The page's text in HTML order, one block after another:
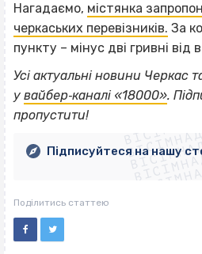
Нагадаємо, містянка
черкаських перевізників. За
пункту – мінус дві гривні від
Усі актуальні новини Черкас
у вайбер‐каналі «18000».
пропустити!
Підписуйтеся на нашу
Поділитись статтею